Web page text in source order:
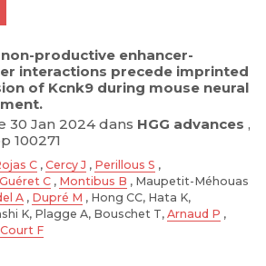
non-productive enhancer-
interactions precede imprinted
of Kcnk9 during mouse neural
30 Jan 2024 dans HGG advances ,
100271
C , Cercy J , Perillous S ,
C , Montibus B , Maupetit-Méhouas
A , Dupré M , Hong CC, Hata K,
K, Plagge A, Bouschet T, Arnaud P ,
Court F